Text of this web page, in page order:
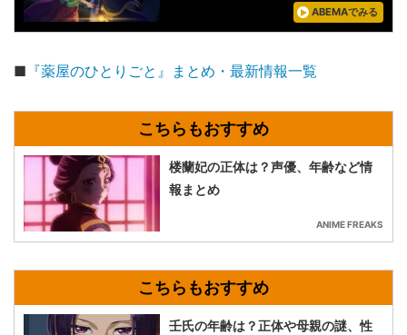
ABEMAでみる
■ 『薬屋のひとりごと』まとめ・最新情報一覧
楼蘭妃の正体は？声優、年齢など情
報まとめ
ANIME FREAKS
壬氏の年齢は？正体や母親の謎、性